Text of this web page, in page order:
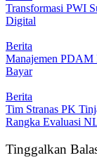
Transformasi PWI
Digital
Berita
Manajemen PDAM
Bayar
Berita
Tim Stranas PK
Rangka Evaluasi
Tinggalkan